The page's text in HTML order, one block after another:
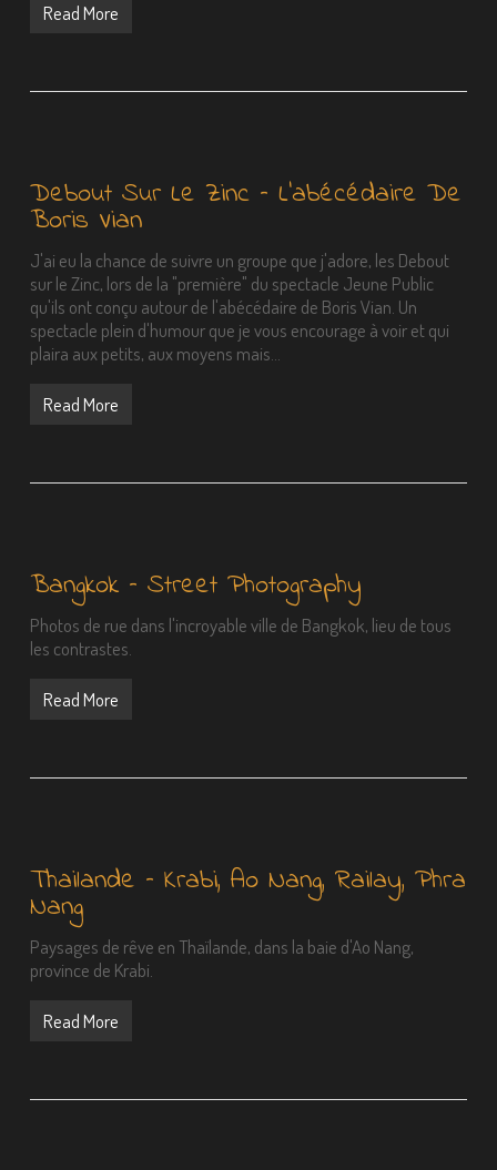
Read More
Debout Sur Le Zinc – L’abécédaire De
Boris Vian
J'ai eu la chance de suivre un groupe que j'adore, les Debout
sur le Zinc, lors de la "première" du spectacle Jeune Public
qu'ils ont conçu autour de l'abécédaire de Boris Vian. Un
spectacle plein d'humour que je vous encourage à voir et qui
plaira aux petits, aux moyens mais…
Read More
Bangkok – Street Photography
Photos de rue dans l'incroyable ville de Bangkok, lieu de tous
les contrastes.
Read More
Thailande – Krabi, Ao Nang, Railay, Phra
Nang
Paysages de rêve en Thaïlande, dans la baie d'Ao Nang,
province de Krabi.
Read More